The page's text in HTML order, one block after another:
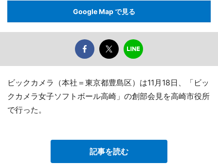
Google Map で見る
ビックカメラ（本社＝東京都豊島区）は11月18日、「ビッ
クカメラ女子ソフトボール高崎」の創部会見を高崎市役所
で行った。
記事を読む